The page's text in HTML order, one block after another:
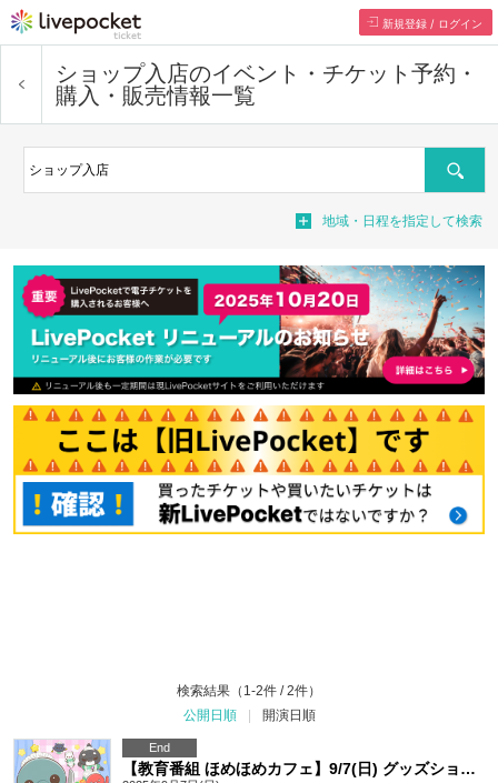
新規登録 / ログイン
ショップ入店のイベント・チケット予約・
購入・販売情報一覧
Search
地域・日程を指定して検索
検索結果（1-2件 / 2件）
公開日順
開演日順
End
【教育番組 ほめほめカフェ】9/7(日) グッズショップ入店整理券（先着）渋谷TOKYO PARADE goods&cafe